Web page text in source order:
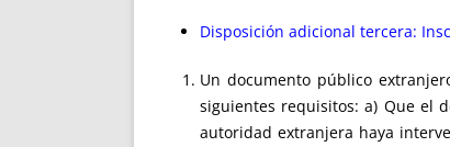
Disposición adicional tercera:
Un documento público
siguientes requisitos: a) Que el
autoridad extranjera haya